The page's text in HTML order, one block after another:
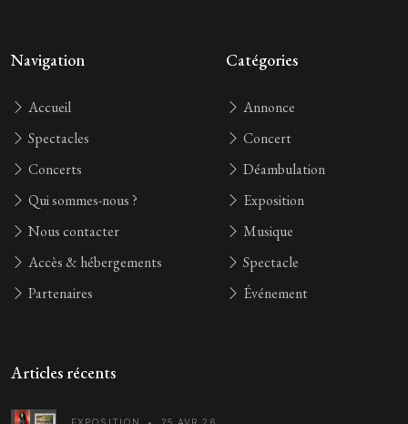
Navigation
Accueil
Spectacles
Concerts
Qui sommes-nous ?
Nous contacter
Accès & hébergements
Partenaires
Catégories
Annonce
Concert
Déambulation
Exposition
Musique
Spectacle
Événement
Articles récents
EXPOSITION • 25 AVR 26